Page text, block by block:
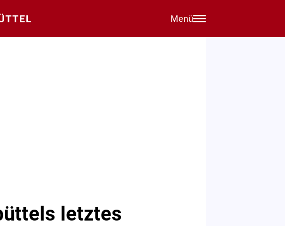
Menü
letztes